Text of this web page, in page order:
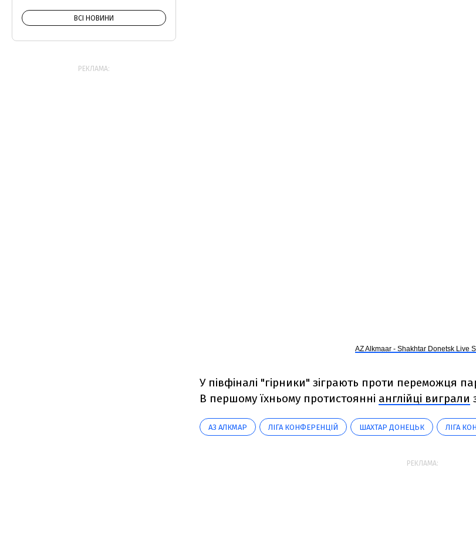
AZ Alkmaar - Shakhtar Donetsk Live
У півфіналі "гірники" зіграють проти переможця
В першому їхньому протистоянні англійці виграли
АЗ АЛКМАР ЛІГА КОНФЕРЕНЦІЙ ШАХТАР ДОНЕЦЬК ЛІГА
РЕКЛАМА:
ВСІ НОВИНИ
РЕКЛАМА: